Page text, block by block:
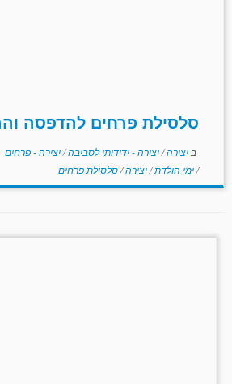
סלסילת פרחים להדפסה
ב יצירה/יצירה - ידידותי לסביבה/יצירה - פרחים
/ימי הולדת/יצירה/סלסילת פרחים